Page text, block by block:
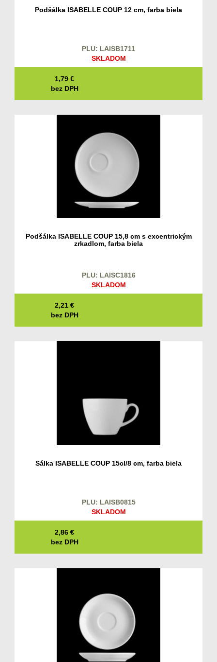
Podšálka ISABELLE COUP 12 cm, farba biela
PLU: LAISB1711
SKLADOM
1,79 €
bez DPH
Podšálka ISABELLE COUP 15,8 cm s excentrickým
zrkadlom, farba biela
PLU: LAISC1816
SKLADOM
2,21 €
bez DPH
Šálka ISABELLE COUP 15cl/8 cm, farba biela
PLU: LAISB0815
SKLADOM
2,86 €
bez DPH